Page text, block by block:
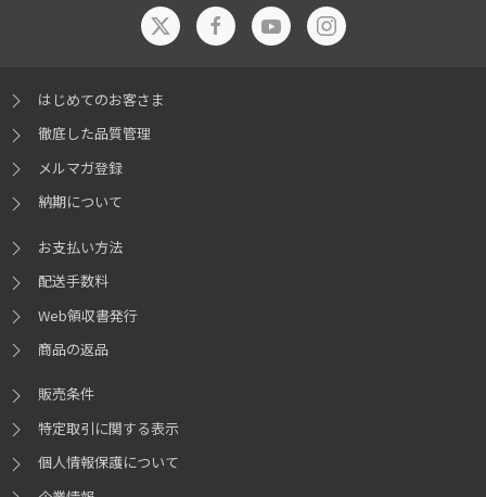
はじめてのお客さま
徹底した品質管理
メルマガ登録
納期について
お支払い方法
配送手数料
Web領収書発行
商品の返品
販売条件
特定取引に関する表示
個人情報保護について